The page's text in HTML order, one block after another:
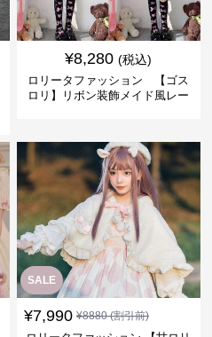
¥8,280 (税込)
ロリータファッション 【ゴス
ロリ】リボン装飾メイド風レー
SALE
¥7,990 ¥8880(割引前)